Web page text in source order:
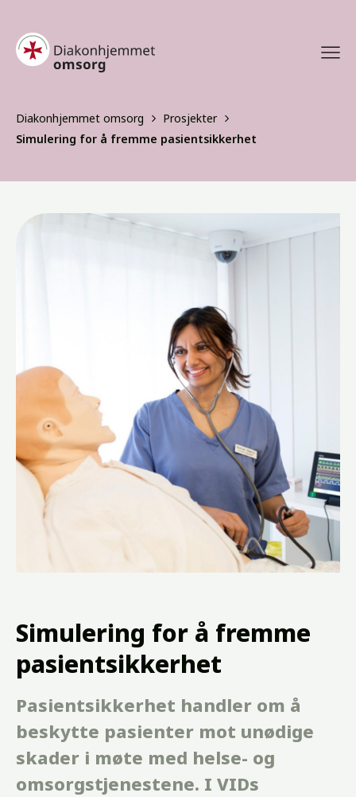
Diakonhjemmet omsorg
Prosjekter
Simulering for å fremme pasientsikkerhet
Simulering for å fremme
pasientsikkerhet
Pasientsikkerhet handler om å
beskytte pasienter mot unødige
skader i møte med helse- og
omsorgstjenestene. I VIDs